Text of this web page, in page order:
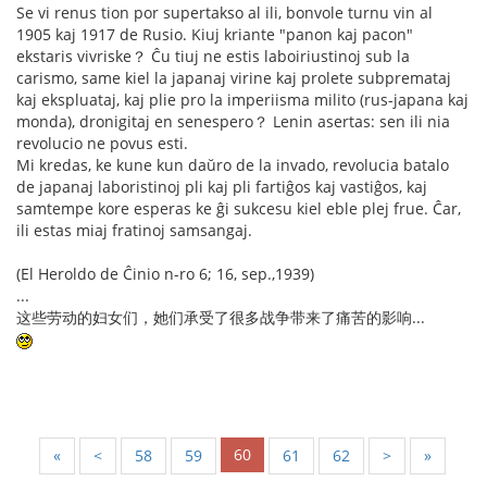
Se vi renus tion por supertakso al ili, bonvole turnu vin al
1905 kaj 1917 de Rusio. Kiuj kriante "panon kaj pacon"
ekstaris vivriske？ Ĉu tiuj ne estis laboiriustinoj sub la
carismo, same kiel la japanaj virine kaj prolete subpremataj
kaj ekspluataj, kaj plie pro la imperiisma milito (rus-japana kaj
monda), dronigitaj en senespero？ Lenin asertas: sen ili nia
revolucio ne povus esti.
Mi kredas, ke kune kun daŭro de la invado, revolucia batalo
de japanaj laboristinoj pli kaj pli fartiĝos kaj vastiĝos, kaj
samtempe kore esperas ke ĝi sukcesu kiel eble plej frue. Ĉar,
ili estas miaj fratinoj samsangaj.
(El Heroldo de Ĉinio n-ro 6; 16, sep.,1939)
...
这些劳动的妇女们，她们承受了很多战争带来了痛苦的影响...
« < 58 59 60 61 62 > »